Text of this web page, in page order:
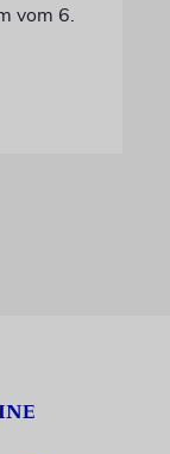
vom 6.